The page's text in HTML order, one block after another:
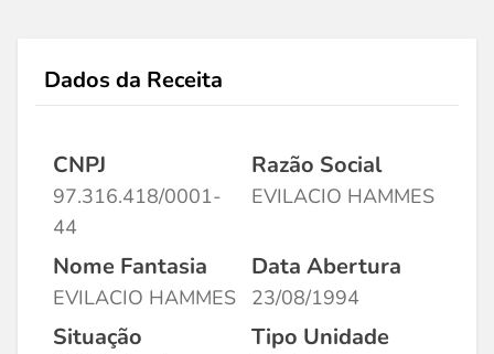
Dados da Receita
CNPJ
97.316.418/0001-
44
Razão Social
EVILACIO HAMMES
Nome Fantasia
EVILACIO HAMMES
Data Abertura
23/08/1994
Situação Tipo Unidade